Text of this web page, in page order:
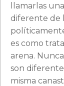
llamarlas
diferente de
es como
arena.
son
misma